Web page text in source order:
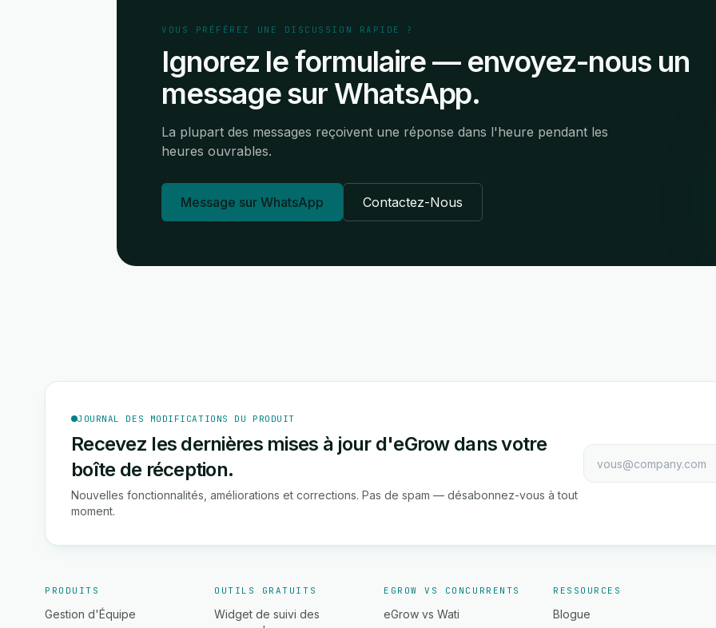
VOUS PRÉFÉREZ UNE DISCUSSION RAPIDE ?
Ignorez le formulaire — envoyez-nous un
message sur WhatsApp.
La plupart des messages reçoivent une réponse dans l'heure pendant les
heures ouvrables.
Message sur WhatsApp Contactez-Nous
JOURNAL DES MODIFICATIONS DU PRODUIT
Recevez les dernières mises à jour d'eGrow dans votre
boîte de réception.
Nouvelles fonctionnalités, améliorations et corrections. Pas de spam — désabonnez-vous à tout
moment.
PRODUITS
Gestion d'Équipe
OUTILS GRATUITS
Widget de suivi des
EGROW VS CONCURRENTS
eGrow vs Wati
RESSOURCES
Blogue